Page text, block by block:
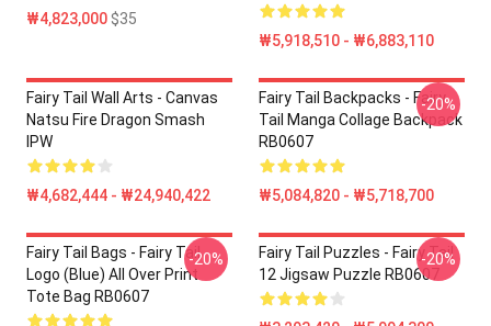
₩4,823,000$35
₩5,918,510 - ₩6,883,110
Fairy Tail Wall Arts - Canvas
Natsu Fire Dragon Smash
IPW
₩4,682,444 - ₩24,940,422
Fairy Tail Backpacks - Fairy
Tail Manga Collage Backpack
RB0607
₩5,084,820 - ₩5,718,700
-20%
Fairy Tail Bags - Fairy Tail
Logo (blue) All Over Print
Tote Bag RB0607
-20%
Fairy Tail Puzzles - Fairy Tail
12 Jigsaw Puzzle RB0607
-20%